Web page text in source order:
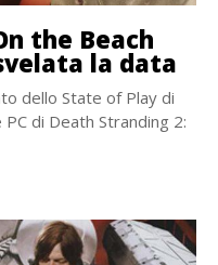
the Beach
la data
dello State of Play di
di Death Stranding 2: